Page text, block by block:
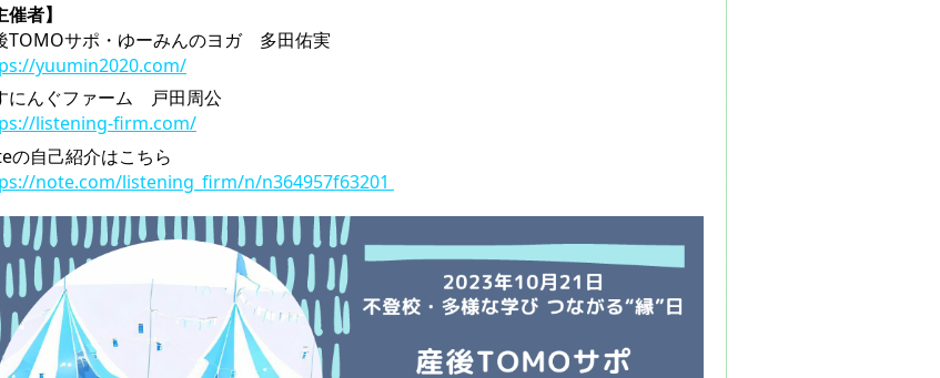
催者】
TOMOサポ・ゆーみんのヨガ 多田佑実
yuumin2020.com/
にんぐファーム 戸田周公
listening-firm.com/
の自己紹介はこちら
note.com/listening_firm/n/n364957f63201